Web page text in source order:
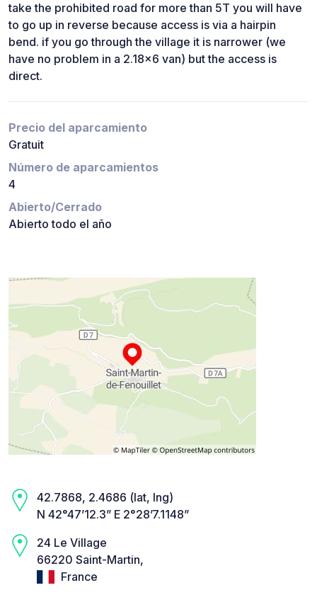
take the prohibited road for more than 5T you will have
to go up in reverse because access is via a hairpin
bend. if you go through the village it is narrower (we
have no problem in a 2.18x6 van) but the access is
direct.
Precio del aparcamiento
Gratuit
Número de aparcamientos
4
Abierto/Cerrado
Abierto todo el año
42.7868, 2.4686 (lat, lng)
N 42°47’12.3” E 2°28’7.1148”
24 Le Village
66220 Saint-Martin,
France